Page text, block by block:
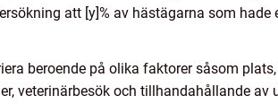
att [y]% av hästägarna som hade
beroende på olika faktorer såsom
veterinärbesök och tillhandahållande av